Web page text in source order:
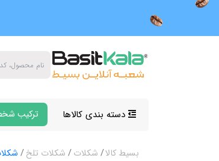
دسته بندی کالاها ترکیب
بسیط کالا شکلات شکلات تلخ